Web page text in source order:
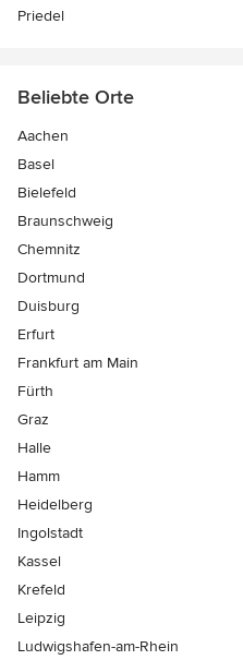
Priedel
Beliebte Orte
Aachen
Basel
Bielefeld
Braunschweig
Chemnitz
Dortmund
Duisburg
Erfurt
Frankfurt am Main
Fürth
Graz
Halle
Hamm
Heidelberg
Ingolstadt
Kassel
Krefeld
Leipzig
Ludwigshafen-am-Rhein